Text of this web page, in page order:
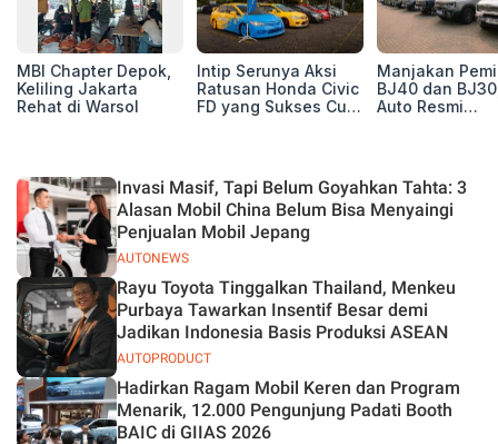
MBI Chapter Depok,
Keliling Jakarta
Rehat di Warsol
Intip Serunya Aksi
Ratusan Honda Civic
FD yang Sukses Curi
Manjakan
BJ40 dan
Auto Resmi
AUTONEWS
Invasi Masif, Tapi Belum Goyahkan Tahta: 3
Alasan Mobil China Belum Bisa Menyaingi
Penjualan Mobil Jepang
AUTOPRODUCT
Rayu Toyota Tinggalkan Thailand, Menkeu
Purbaya Tawarkan Insentif Besar demi
Jadikan Indonesia Basis Produksi ASEAN
Hadirkan Ragam Mobil Keren dan Program
Menarik, 12.000 Pengunjung Padati Booth
BAIC di GIIAS 2026